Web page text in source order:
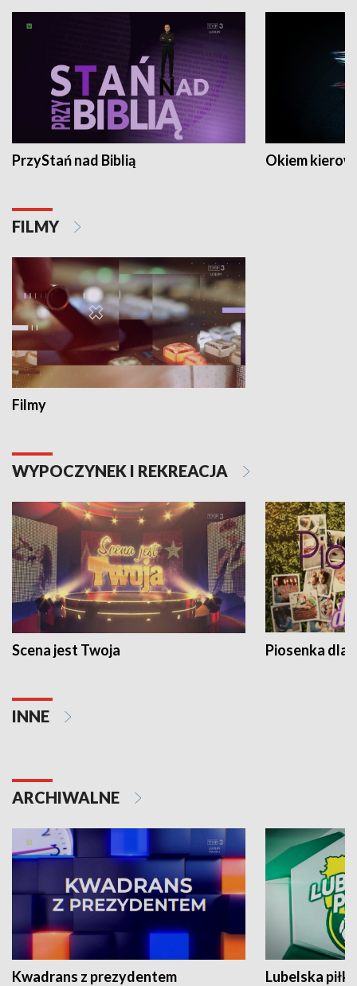
PrzyStań nad Biblią Okiem
FILMY
Filmy
WYPOCZYNEK I REKREACJA
Scena jest Twoja Piosenka dla
INNE
ARCHIWALNE
Kwadrans z prezydentem Lubelska piłka